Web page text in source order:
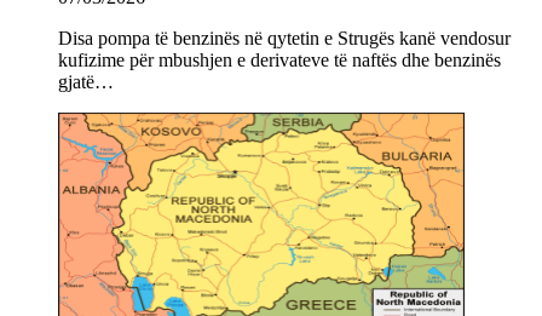
Disa pompa të benzinës në qytetin e Strugës kanë vendosur
kufizime për mbushjen e derivateve të naftës dhe benzinës
gjatë…